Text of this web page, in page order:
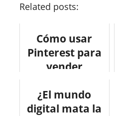
Related posts:
Cómo usar
Pinterest para
vender
¿El mundo
digital mata la